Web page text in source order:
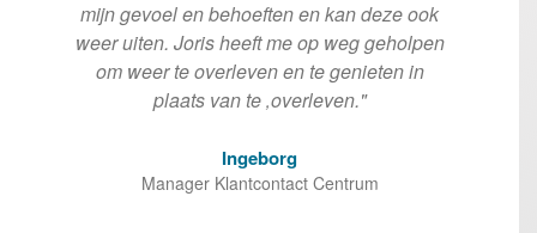
mijn gevoel en behoeften en kan deze ook
weer uiten. Joris heeft me op weg geholpen
om weer te overleven en te genieten in
plaats van te ‚overleven."​
Ingeborg
Manager Klantcontact Centrum